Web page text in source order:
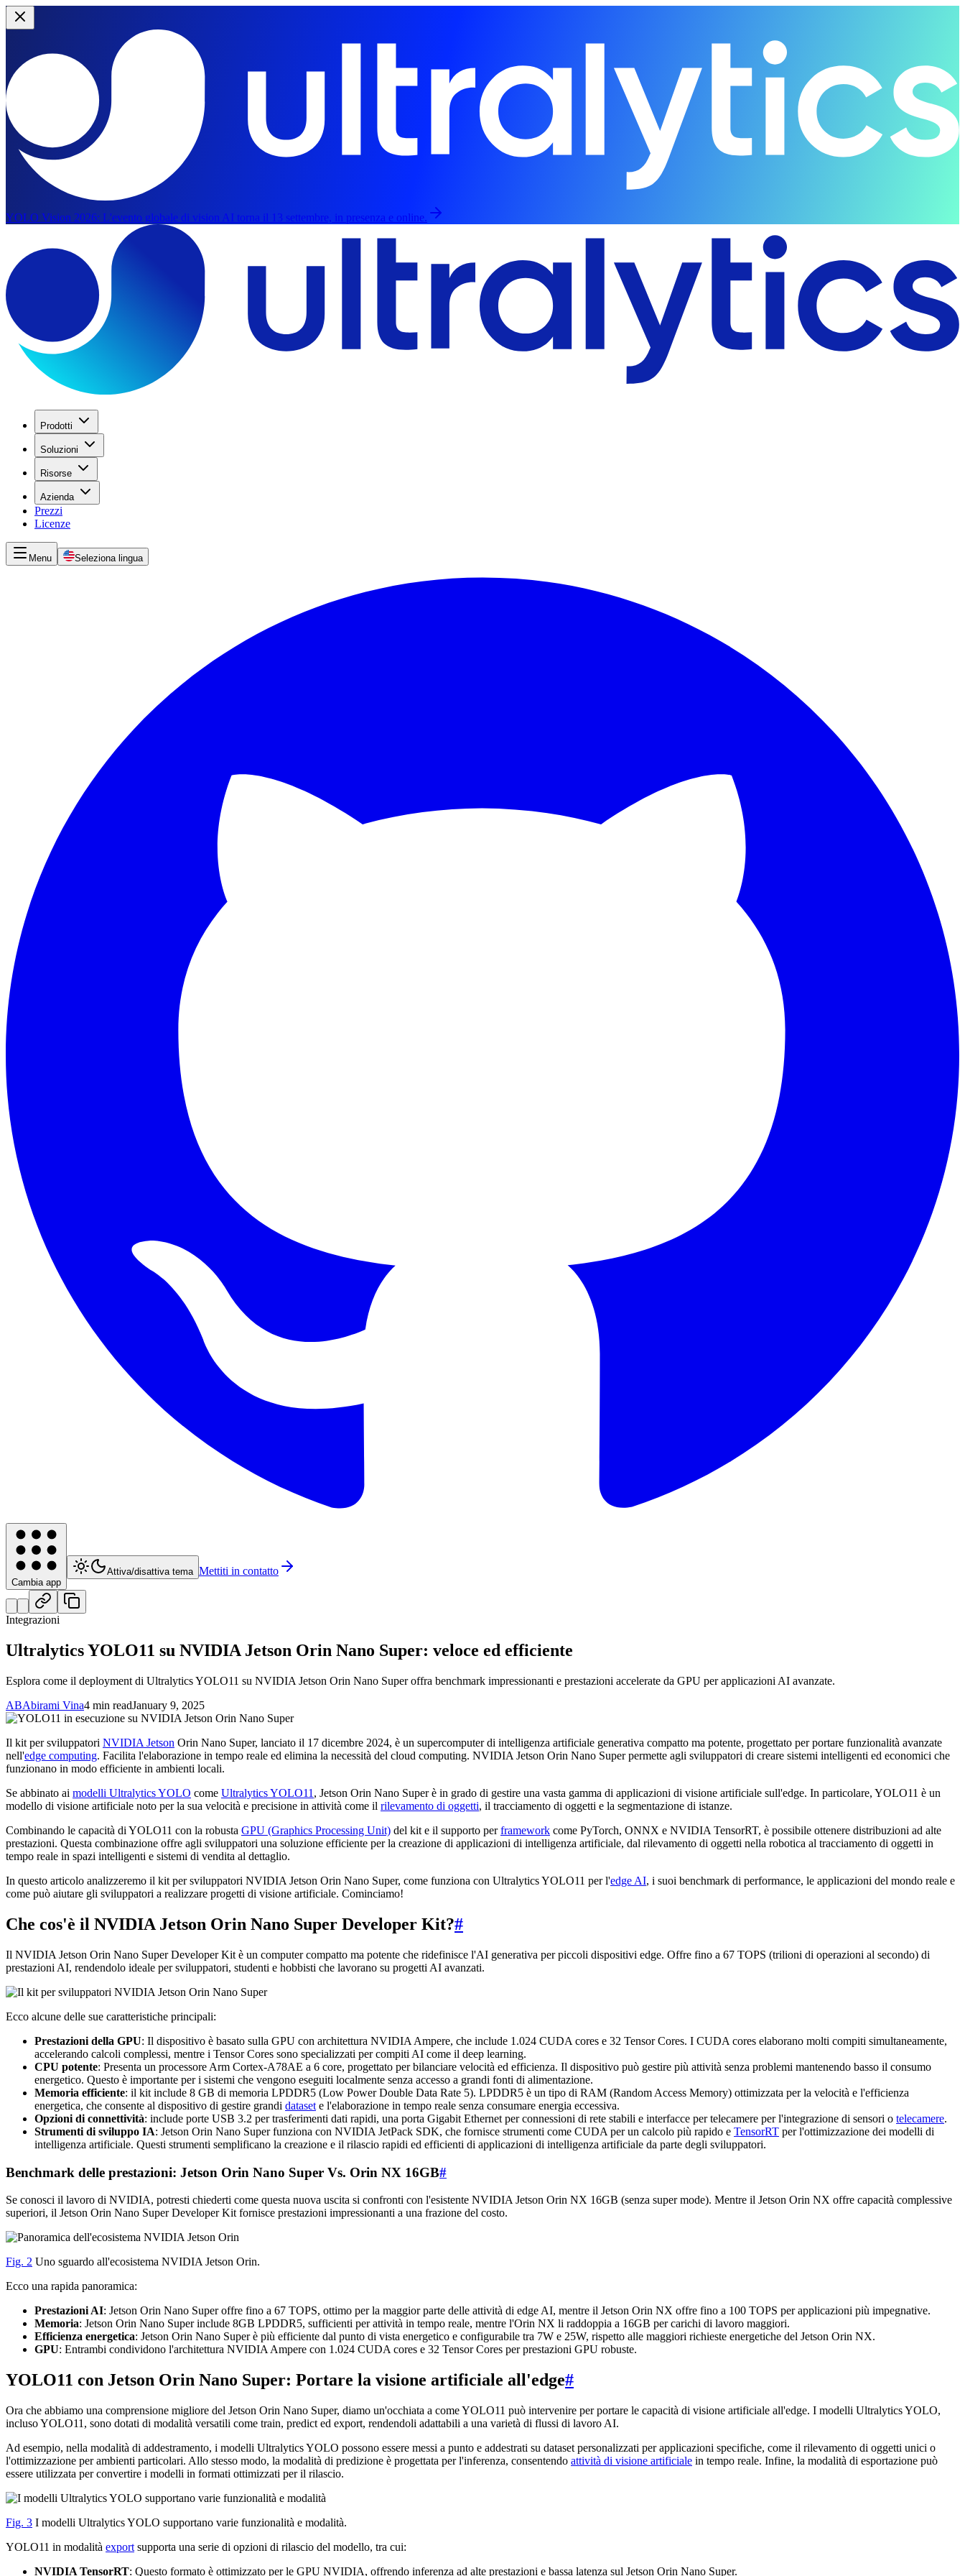
YOLO Vision 2026: L'evento globale di vision AI torna il 13 settembre, in presenza e online.
Prodotti
Soluzioni
Risorse
Azienda
Prezzi
Licenze
Menu Seleziona lingua
Cambia app
Attiva/disattiva tema Mettiti in contatto
Integrazioni
Ultralytics YOLO11 su NVIDIA Jetson Orin Nano Super: veloce ed efficiente
Esplora come il deployment di Ultralytics YOLO11 su NVIDIA Jetson Orin Nano Super offra benchmark impressionanti e prestazioni accelerate da GPU per applicazioni AI avanzate.
ABAbirami Vina4 min readJanuary 9, 2025
Il kit per sviluppatori NVIDIA Jetson Orin Nano Super, lanciato il 17 dicembre 2024, è un supercomputer di intelligenza artificiale generativa compatto ma potente, progettato per portare funzionalità avanzate
nell'edge computing. Facilita l'elaborazione in tempo reale ed elimina la necessità del cloud computing. NVIDIA Jetson Orin Nano Super permette agli sviluppatori di creare sistemi intelligenti ed economici che
funzionano in modo efficiente in ambienti locali.
Se abbinato ai modelli Ultralytics YOLO come Ultralytics YOLO11 , Jetson Orin Nano Super è in grado di gestire una vasta gamma di applicazioni di visione artificiale sull'edge. In particolare, YOLO11 è un
modello di visione artificiale noto per la sua velocità e precisione in attività come il rilevamento di oggetti, il tracciamento di oggetti e la segmentazione di istanze.
Combinando le capacità di YOLO11 con la robusta GPU (Graphics Processing Unit) del kit e il supporto perframework come PyTorch, ONNX e NVIDIA TensorRT, è possibile ottenere distribuzioni ad alte
prestazioni. Questa combinazione offre agli sviluppatori una soluzione efficiente per la creazione di applicazioni di intelligenza artificiale, dal rilevamento di oggetti nella robotica al tracciamento di oggetti in
tempo reale in spazi intelligenti e sistemi di vendita al dettaglio.
In questo articolo analizzeremo il kit per sviluppatori NVIDIA Jetson Orin Nano Super, come funziona con Ultralytics YOLO11 per l'edge AI, i suoi benchmark di performance, le applicazioni del mondo reale e
come può aiutare gli sviluppatori a realizzare progetti di visione artificiale. Cominciamo!
Che cos'è il NVIDIA Jetson Orin Nano Super Developer Kit?#
Il NVIDIA Jetson Orin Nano Super Developer Kit è un computer compatto ma potente che ridefinisce l'AI generativa per piccoli dispositivi edge. Offre fino a 67 TOPS (trilioni di operazioni al secondo) di
prestazioni AI, rendendolo ideale per sviluppatori, studenti e hobbisti che lavorano su progetti AI avanzati.
Ecco alcune delle sue caratteristiche principali:
Prestazioni della GPU: Il dispositivo è basato sulla GPU con architettura NVIDIA Ampere, che include 1.024 CUDA cores e 32 Tensor Cores. I CUDA cores elaborano molti compiti simultaneamente,
accelerando calcoli complessi, mentre i Tensor Cores sono specializzati per compiti AI come il deep learning.
CPU potente: Presenta un processore Arm Cortex-A78AE a 6 core, progettato per bilanciare velocità ed efficienza. Il dispositivo può gestire più attività senza problemi mantenendo basso il consumo
energetico. Questo è importante per i sistemi che vengono eseguiti localmente senza accesso a grandi fonti di alimentazione.
Memoria efficiente: il kit include 8 GB di memoria LPDDR5 (Low Power Double Data Rate 5). LPDDR5 è un tipo di RAM (Random Access Memory) ottimizzata per la velocità e l'efficienza
energetica, che consente al dispositivo di gestire grandi dataset e l'elaborazione in tempo reale senza consumare energia eccessiva.
Opzioni di connettività: include porte USB 3.2 per trasferimenti dati rapidi, una porta Gigabit Ethernet per connessioni di rete stabili e interfacce per telecamere per l'integrazione di sensori o telecamere.
Strumenti di sviluppo IA: Jetson Orin Nano Super funziona con NVIDIA JetPack SDK, che fornisce strumenti come CUDA per un calcolo più rapido e TensorRT per l'ottimizzazione dei modelli di
intelligenza artificiale. Questi strumenti semplificano la creazione e il rilascio rapidi ed efficienti di applicazioni di intelligenza artificiale da parte degli sviluppatori.
Benchmark delle prestazioni: Jetson Orin Nano Super Vs. Orin NX 16GB#
Se conosci il lavoro di NVIDIA, potresti chiederti come questa nuova uscita si confronti con l'esistente NVIDIA Jetson Orin NX 16GB (senza super mode). Mentre il Jetson Orin NX offre capacità complessive
superiori, il Jetson Orin Nano Super Developer Kit fornisce prestazioni impressionanti a una frazione del costo.
Fig. 2 Uno sguardo all'ecosistema NVIDIA Jetson Orin.
Ecco una rapida panoramica:
Prestazioni AI: Jetson Orin Nano Super offre fino a 67 TOPS, ottimo per la maggior parte delle attività di edge AI, mentre il Jetson Orin NX offre fino a 100 TOPS per applicazioni più impegnative.
Memoria: Jetson Orin Nano Super include 8GB LPDDR5, sufficienti per attività in tempo reale, mentre l'Orin NX li raddoppia a 16GB per carichi di lavoro maggiori.
Efficienza energetica: Jetson Orin Nano Super è più efficiente dal punto di vista energetico e configurabile tra 7W e 25W, rispetto alle maggiori richieste energetiche del Jetson Orin NX.
GPU: Entrambi condividono l'architettura NVIDIA Ampere con 1.024 CUDA cores e 32 Tensor Cores per prestazioni GPU robuste.
YOLO11 con Jetson Orin Nano Super: Portare la visione artificiale all'edge#
Ora che abbiamo una comprensione migliore del Jetson Orin Nano Super, diamo un'occhiata a come YOLO11 può intervenire per portare le capacità di visione artificiale all'edge. I modelli Ultralytics YOLO,
incluso YOLO11, sono dotati di modalità versatili come train, predict ed export, rendendoli adattabili a una varietà di flussi di lavoro AI.
Ad esempio, nella modalità di addestramento, i modelli Ultralytics YOLO possono essere messi a punto e addestrati su dataset personalizzati per applicazioni specifiche, come il rilevamento di oggetti unici o
l'ottimizzazione per ambienti particolari. Allo stesso modo, la modalità di predizione è progettata per l'inferenza, consentendo attività di visione artificiale in tempo reale. Infine, la modalità di esportazione può
essere utilizzata per convertire i modelli in formati ottimizzati per il rilascio.
Fig. 3 I modelli Ultralytics YOLO supportano varie funzionalità e modalità.
YOLO11 in modalità export supporta una serie di opzioni di rilascio del modello, tra cui:
NVIDIA TensorRT: Questo formato è ottimizzato per le GPU NVIDIA, offrendo inferenza ad alte prestazioni e bassa latenza sul Jetson Orin Nano Super.